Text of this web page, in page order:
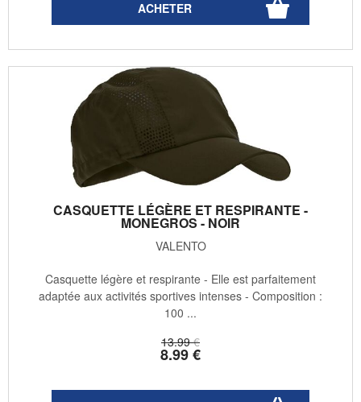
CASQUETTE LÉGÈRE ET RESPIRANTE -
MONEGROS - NOIR
VALENTO
13.99 €
8.99€
Casquette légère et respirante - Elle est parfaitement
adaptée aux activités sportives intenses - Composition :
100 ...